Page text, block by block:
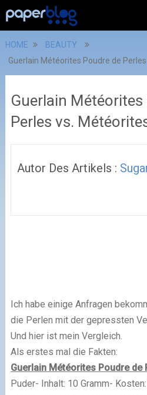
HOME
BEAUTY
Guerlain Météorites Poudre de
Guerlain Météorites
Perles vs.
Autor Des Artikels :
Ich habe einige Anfragen
die Perlen mit der gepressten
Und hier ist mein Vergleich.
Als erstes mal die Fakten:
Guerlain Météorites Poudre de
Puder- Inhalt: 10 Gramm-